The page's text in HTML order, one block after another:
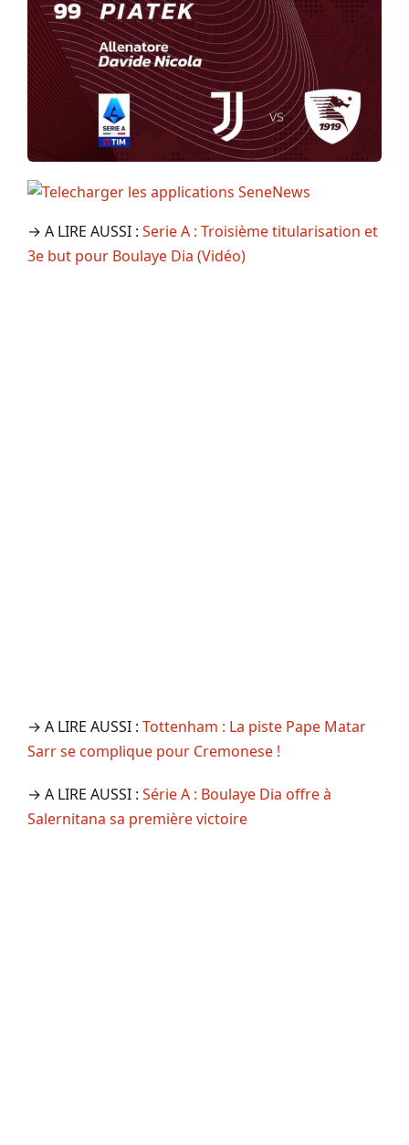
→ A LIRE AUSSI : Serie A : Troisième titularisation et
3e but pour Boulaye Dia (Vidéo)
→ A LIRE AUSSI : Tottenham : La piste Pape Matar
Sarr se complique pour Cremonese !
→ A LIRE AUSSI : Série A : Boulaye Dia offre à
Salernitana sa première victoire